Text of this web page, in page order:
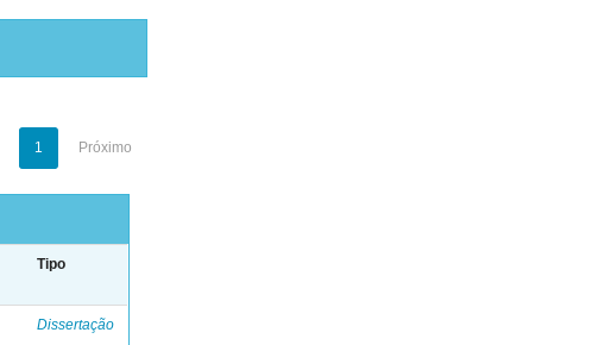
1 Próximo
Tipo
Dissertação